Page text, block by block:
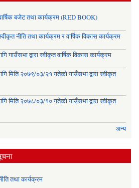
बजेट तथा कार्यक्रम (RED BOOK)
नीति तथा कार्यक्रम र वार्षिक विकास कार्यक्रम
गाउँसभा द्वारा स्वीकृत वार्षिक विकास कार्यक्रम
मिति २०७९/०३/२१ गतेको गाउँसभा द्वारा स्वीकृत
मिति २०७८/०३/१० गतेको गाउँसभा द्वारा स्वीकृत
अन्य
तथा कार्यक्रम